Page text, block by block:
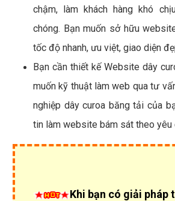
chậm, làm khách hàng khó
chóng. Bạn muốn sở hữu
tốc độ nhanh, ưu việt, giao diện
Bạn cần thiết kế Website dây
muốn kỹ thuật làm web qua tư
nghiệp dây curoa băng tải của
tin làm website bám sát theo yêu
Khi bạn có giải pháp